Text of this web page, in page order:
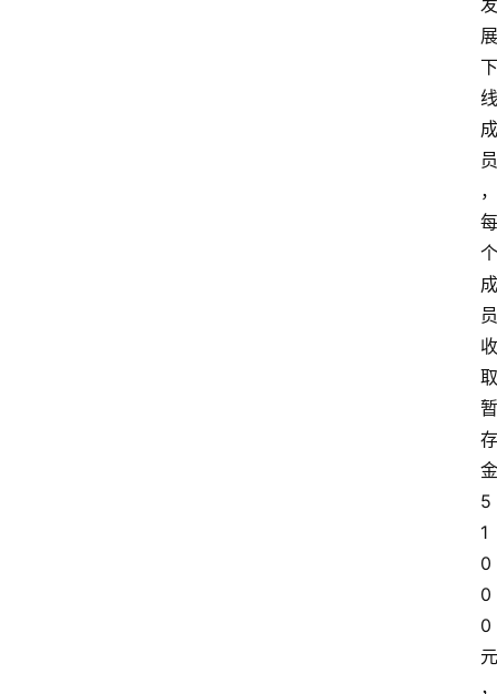
发
展
下
线
成
员
，
每
个
成
员
收
取
暂
存
金
5
1
0
0
0
元
，